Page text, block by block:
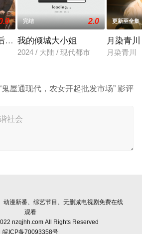
赢麻了
完结 2.0
我的倾城大小姐
2024 / 大陆 / 现代都市
更新至全集
月染青川
月染青川
鬼屋通现代，农女开起批发市场” 影评
动漫新番、综艺节目、无删减电视剧免费在线
观看
nzqjhh.com All Rights Reserved
皖ICP备70093358号